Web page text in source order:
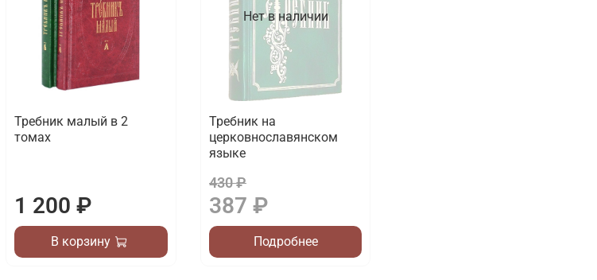
Требник малый в 2
томах
1 200 ₽
В корзину
Нет в наличии
Требник на
церковнославянском
языке
430 ₽
387 ₽
Подробнее